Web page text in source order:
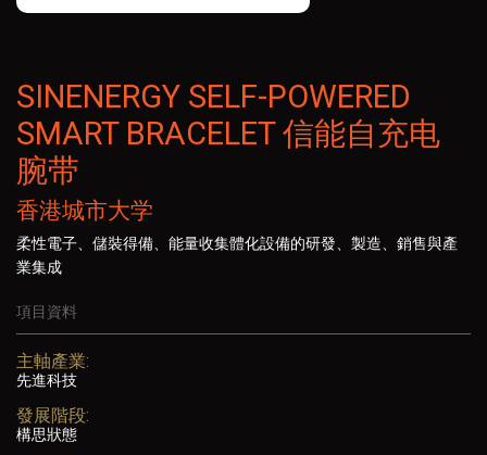
SINENERGY SELF-POWERED
SMART BRACELET 信能自充电
腕带
香港城市大学
柔性電子、儲裝得備、能量收集體化設備的研發、製造、銷售與產
業集成
項目資料
主軸產業:
先進科技
發展階段:
構思狀態